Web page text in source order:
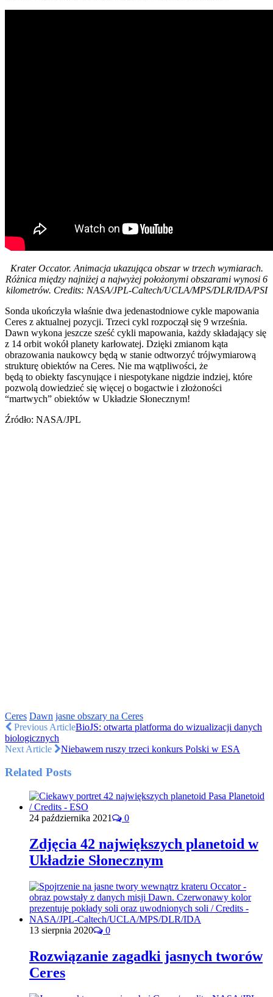
Krater Occator. Animacja ukazująca obszar w trzech wymiarach.
Różnica między najniżej a najwyżej położonymi obszarami wynosi 6
kilometrów. Credits: NASA/JPL-Caltech/UCLA/MPS/DLR/IDA/PSI
Sonda ukończyła właśnie dwa jedenastodniowe cykle mapowania
Ceres z aktualnej pozycji. Trzeci cykl rozpoczął się 9 września.
Dawn wykona jeszcze sześć cykli mapowania, każdy składający się
z 14 orbit wokół planety karłowatej. Dzięki zmianom kąta
obrazowania naukowcy będą w stanie odtworzyć trójwymiarową
strukturę obiektów na Ceres. Nie ma wątpliwości, że
będą to obiekty fascynujące i niespotykane nigdzie indziej, które
pozwolą dowiedzieć się więcej o bogactwie i złożoności
“martwych” obiektów w Układzie Słonecznym!
Źródło: NASA/JPL
Ceres Dawn jasne obszary na Ceres
Previous ArticleBioJS: otwarta platforma do wizualizacji danych
biologicznych
Next Article
Niebawem ruszy trzeci konkurs Polski w ESA
Related Posts
24 października 2021 0
Zdjęcia 42 największych planetoid w
Układzie Słonecznym
13 sierpnia 2020 0
Rozwiązanie zagadki jasnych tworów
Ceres